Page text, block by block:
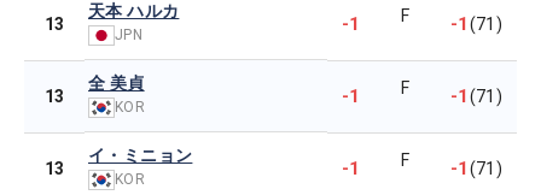
13
天本 ハルカ
JPN -1 F -1(71)
13
全 美貞
KOR -1 F -1(71)
13
イ・ミニョン
KOR -1 F -1(71)